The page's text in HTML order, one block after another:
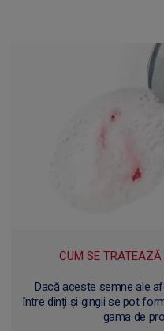
CUM SE
Dacă aceste semne ale
între dinți și gingii se pot
gama de